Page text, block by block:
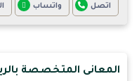
اتصل واتساب
المعانى المتخصصة